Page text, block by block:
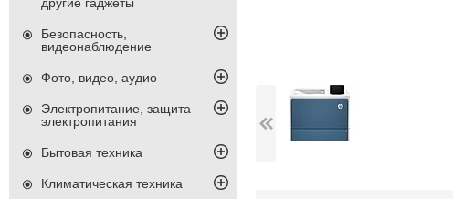
Безопасность,
видеонаблюдение
Фото, видео, аудио
Электропитание, защита
электропитания
Бытовая техника
Климатическая техника